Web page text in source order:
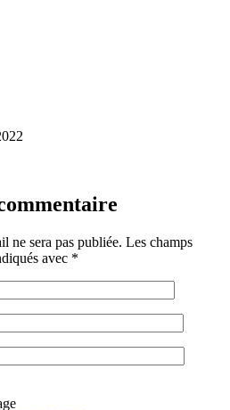
ne sera pas publiée. Les champs
avec *